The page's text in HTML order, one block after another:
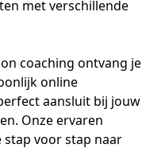
met verschillende
coaching ontvang je
online
aansluit bij jouw
Onze ervaren
stap voor stap naar